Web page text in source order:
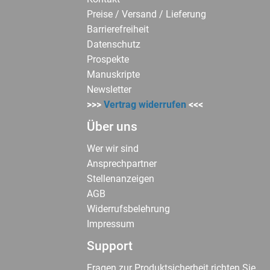
Preise / Versand / Lieferung
Barrierefreiheit
Datenschutz
Prospekte
Manuskripte
Newsletter
>>>Vertrag widerrufen <<<
Über uns
Wer wir sind
Ansprechpartner
Stellenanzeigen
AGB
Widerrufsbelehrung
Impressum
Support